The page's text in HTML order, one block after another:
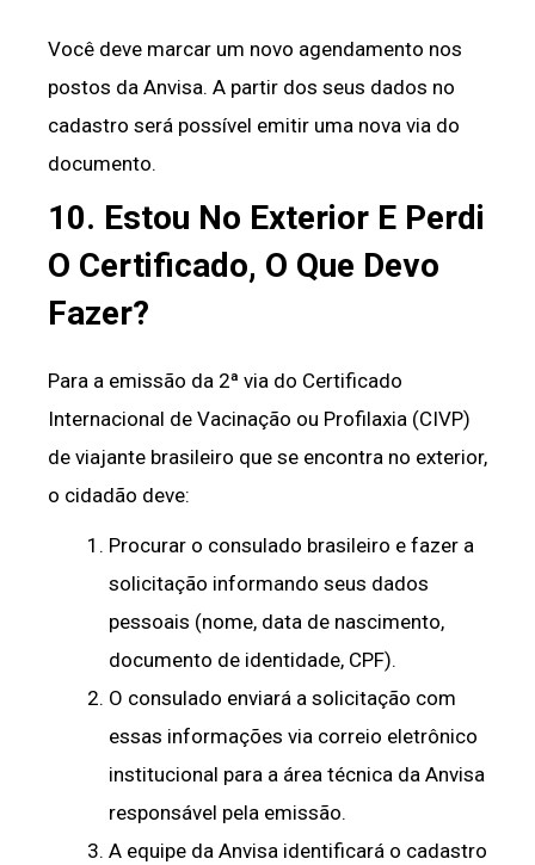
Você deve marcar um novo agendamento nos
postos da Anvisa. A partir dos seus dados no
cadastro será possível emitir uma nova via do
documento.
10. Estou No Exterior E Perdi
O Certificado, O Que Devo
Fazer?
Para a emissão da 2ª via do Certificado
Internacional de Vacinação ou Profilaxia (CIVP)
de viajante brasileiro que se encontra no exterior,
o cidadão deve:
Procurar o consulado brasileiro e fazer a
solicitação informando seus dados
pessoais (nome, data de nascimento,
documento de identidade, CPF).
O consulado enviará a solicitação com
essas informações via correio eletrônico
institucional para a área técnica da Anvisa
responsável pela emissão.
A equipe da Anvisa identificará o cadastro